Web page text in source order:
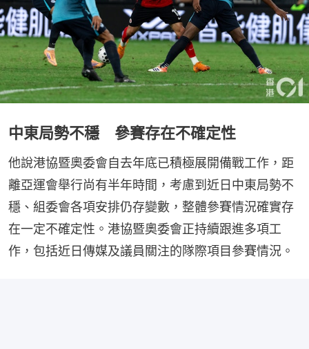
中東局勢不穩 參賽存在不確定性
他說港協暨奧委會自去年底已積極展開備戰工作，距
離亞運會舉行尚有半年時間，考慮到近日中東局勢不
穩、組委會各項安排仍存變數，整體參賽情況確實存
在一定不確定性。港協暨奧委會正持續跟進多項工
作，包括近日傳媒及議員關注的隊際項目參賽情況。